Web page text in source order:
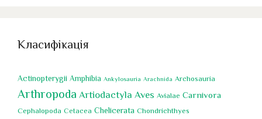
Класифікація
Actinopterygii Amphibia Ankylosauria Arachnida Archosauria
Arthropoda Artiodactyla Aves Avialae Carnivora
Cephalopoda Cetacea Chelicerata Chondrichthyes